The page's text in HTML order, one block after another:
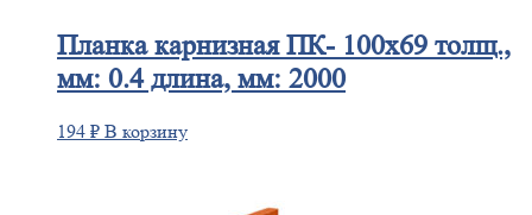
Планкакарнизная ПК- 100х69 толщ.,
мм: 0.4 длина, мм: 2000
194 ₽ В корзину